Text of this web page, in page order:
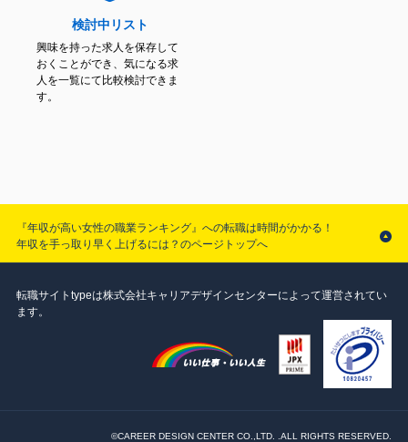
検討中リスト
興味を持った求人を保存して
おくことができ、気になる求
人を一覧にて比較検討できま
す。
『年収が高い女性の職業ランキング』への転職は時間がかかる！
年収を手っ取り早く上げるには？のページトップへ
転職サイトtypeは株式会社キャリアデザインセンターによって運営されてい
ます。
©CAREER DESIGN CENTER CO.,LTD. .ALL RIGHTS RESERVED.